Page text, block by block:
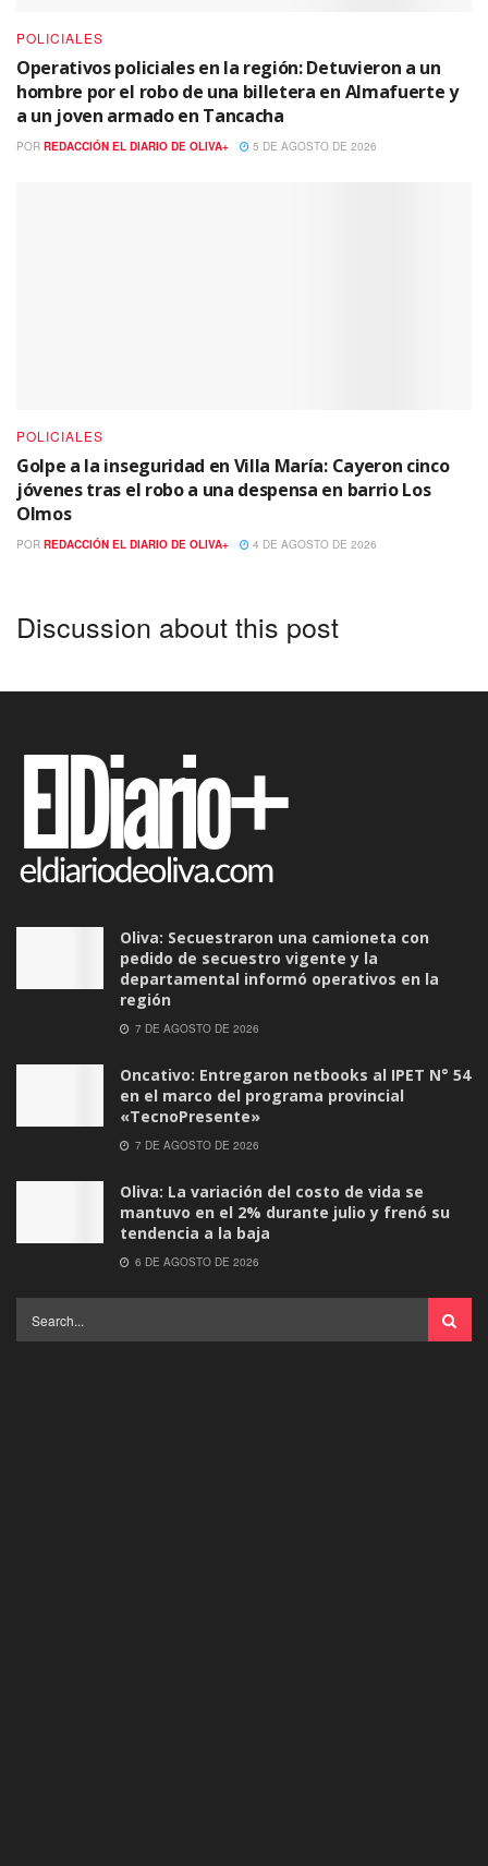
POLICIALES
Operativos policiales en la región: Detuvieron a un
hombre por el robo de una billetera en Almafuerte y
a un joven armado en Tancacha
POR REDACCIÓN EL DIARIO DE OLIVA+ 5 DE AGOSTO DE 2026
POLICIALES
Golpe a la inseguridad en Villa María: Cayeron cinco
jóvenes tras el robo a una despensa en barrio Los
Olmos
POR REDACCIÓN EL DIARIO DE OLIVA+ 4 DE AGOSTO DE 2026
Discussion about this post
Oliva: Secuestraron una camioneta con
pedido de secuestro vigente y la
departamental informó operativos en la
región
7 DE AGOSTO DE 2026
Oncativo: Entregaron netbooks al IPET N° 54
en el marco del programa provincial
«TecnoPresente»
7 DE AGOSTO DE 2026
Oliva: La variación del costo de vida se
mantuvo en el 2% durante julio y frenó su
tendencia a la baja
6 DE AGOSTO DE 2026